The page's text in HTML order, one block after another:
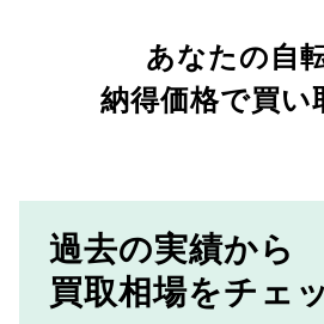
あなたの自転
納得価格で買い
過去の実績から
買取相場をチェ